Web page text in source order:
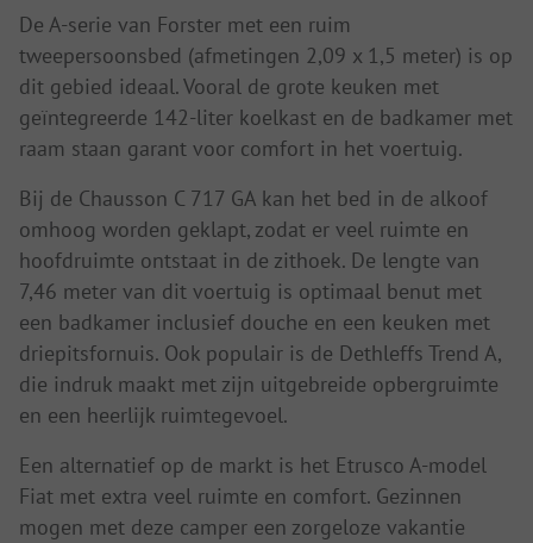
De A-serie van Forster met een ruim
tweepersoonsbed (afmetingen 2,09 x 1,5 meter) is op
dit gebied ideaal. Vooral de grote keuken met
geïntegreerde 142-liter koelkast en de badkamer met
raam staan garant voor comfort in het voertuig.
Bij de Chausson C 717 GA kan het bed in de alkoof
omhoog worden geklapt, zodat er veel ruimte en
hoofdruimte ontstaat in de zithoek. De lengte van
7,46 meter van dit voertuig is optimaal benut met
een badkamer inclusief douche en een keuken met
driepitsfornuis. Ook populair is de Dethleffs Trend A,
die indruk maakt met zijn uitgebreide opbergruimte
en een heerlijk ruimtegevoel.
Een alternatief op de markt is het Etrusco A-model
Fiat met extra veel ruimte en comfort. Gezinnen
mogen met deze camper een zorgeloze vakantie